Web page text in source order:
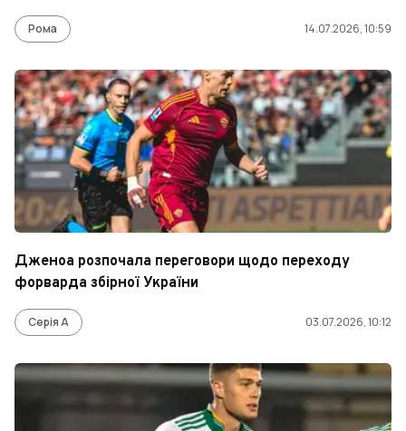
Рома 14.07.2026, 10:59
Дженоа розпочала переговори щодо переходу
форварда збірної України
Серія А 03.07.2026, 10:12